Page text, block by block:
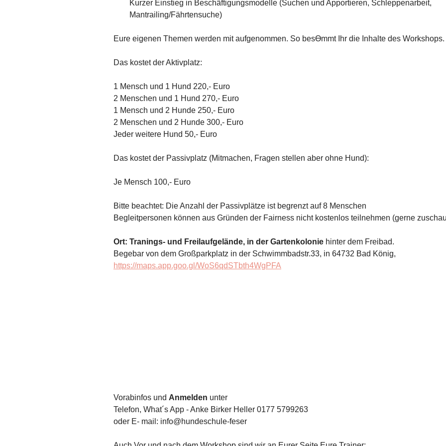
Kurzer Einstieg in Beschäftigungsmodelle (Suchen und Apportieren, Schleppenarbeit,
Mantrailing/Fährtensuche)
Eure eigenen Themen werden mit aufgenommen. So besƟmmt Ihr die Inhalte des Workshops.
Das kostet der Aktivplatz:
1 Mensch und 1 Hund 220,- Euro
2 Menschen und 1 Hund 270,- Euro
1 Mensch und 2 Hunde 250,- Euro
2 Menschen und 2 Hunde 300,- Euro
Jeder weitere Hund 50,- Euro
Das kostet der Passivplatz (Mitmachen, Fragen stellen aber ohne Hund):
Je Mensch 100,- Euro
Bitte beachtet: Die Anzahl der Passivplätze ist begrenzt auf 8 Menschen
Begleitpersonen können aus Gründen der Fairness nicht kostenlos teilnehmen (gerne
Ort: Tranings- und Freilaufgelände, in der Gartenkolonie hinter dem Freibad.
Begebar von dem Großparkplatz in der Schwimmbadstr.33, in 64732 Bad König,
https://maps.app.goo.gl/WoS6qdSTbth4WgPFA
Vorabinfos und Anmelden unter
Telefon, What´s App - Anke Birker Heller 0177 5799263
oder E- mail: info@hundeschule-feser